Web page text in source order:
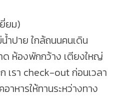
ยม)
ำปาย ใกล้ถนนคนเดิน
ด ห้องพักกว้าง เตียงใหญ่
เรา check-out ก่อนเวลา
าหารให้ทานระหว่างทาง